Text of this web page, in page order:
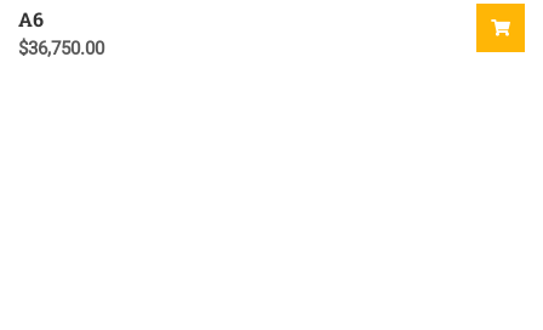
A6
$36,750.00